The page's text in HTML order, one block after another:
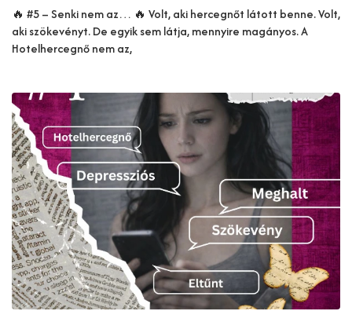
🔥 #5 – Senki nem az… 🔥 Volt, aki hercegnőt látott benne. Volt,
aki szökevényt. De egyik sem látja, mennyire magányos. A
Hotelhercegnő nem az,